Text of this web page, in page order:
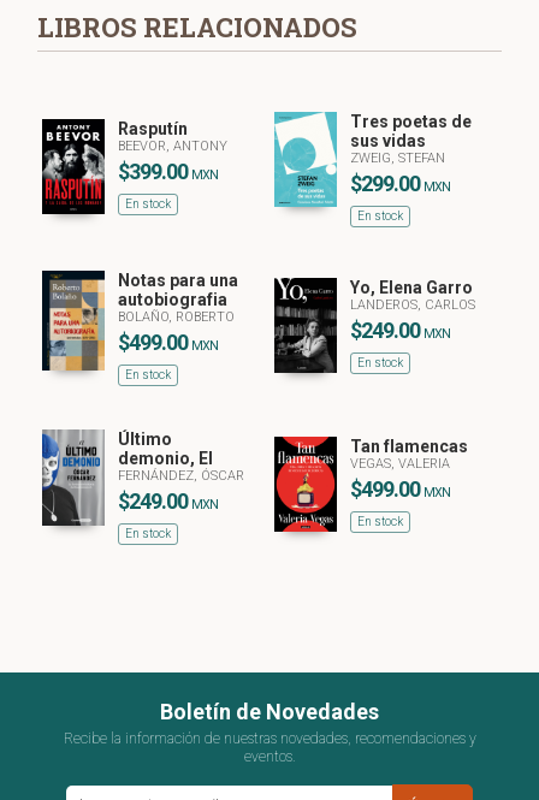
LIBROS RELACIONADOS
Rasputín
BEEVOR, ANTONY
$399.00 MXN
En stock
Tres poetas de
sus vidas
ZWEIG, STEFAN
$299.00 MXN
En stock
Notas para una
autobiografia
BOLAÑO, ROBERTO
$499.00 MXN
En stock
Yo, Elena Garro
LANDEROS, CARLOS
$249.00 MXN
En stock
Último
demonio, El
FERNÁNDEZ, ÓSCAR
$249.00 MXN
En stock
Tan flamencas
VEGAS, VALERIA
$499.00 MXN
En stock
Boletín de Novedades
Recibe la información de nuestras novedades, recomendaciones y
eventos.